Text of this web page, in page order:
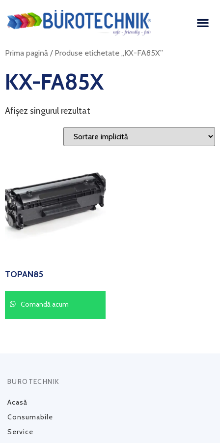
Prima pagină / Produse etichetate „KX-FA85X”
KX-FA85X
Afișez singurul rezultat
TOPAN85
Comandă acum
BUROTECHNIK
Acasă
Consumabile
Service